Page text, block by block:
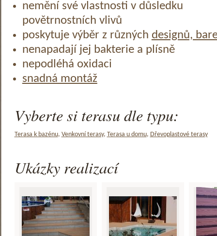
nemění své vlastnosti v důsledku
povětrnostních vlivů
poskytuje výběr z různých designů,
nenapadají jej bakterie a plísně
nepodléhá oxidaci
snadná montáž
Vyberte si terasu dle typu:
Terasa k bazénu, Venkovní terasy, Terasa u domu, Dřevoplastové terasy
Ukázky realizací